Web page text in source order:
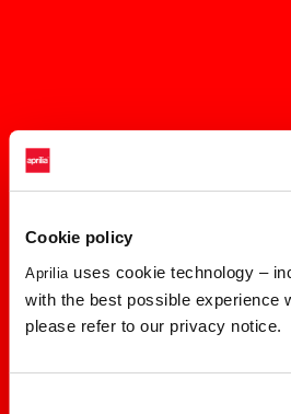
Cookie policy
Aprilia uses cookie technology –
with the best possible experience
please refer to our privacy notice.